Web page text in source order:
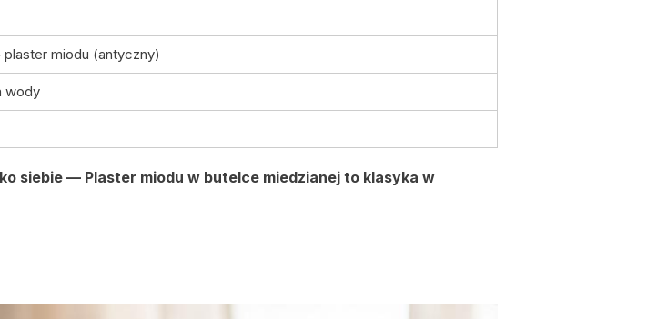
miodu (antyczny)
wody
siebie — Plaster miodu w butelce miedzianej to klasyka w